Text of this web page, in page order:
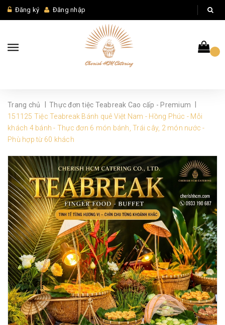
Đăng ký Đăng nhập
Trang chủ Thực đơn tiệc Teabreak Cao cấp - Premium
151125 Tiệc Teabreak Bánh quê Việt Nam - Hồng Phúc - Mỗi
khách 4 bánh - Thực đơn 6 món bánh, Trái cây, 2 món nước -
Phù hợp từ 60 khách